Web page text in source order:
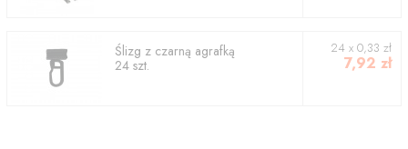
Ślizg z czarną agrafką
24 szt.
24 x 0,33 zł
7,92 zł